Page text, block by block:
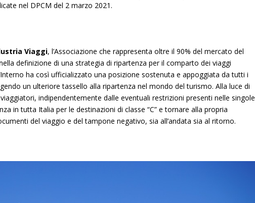
nel DPCM del 2 marzo 2021.
Viaggi, l’Associazione che rappresenta oltre il 90% del mercato del
definizione di una strategia di ripartenza per il comparto dei viaggi
ha così ufficializzato una posizione sostenuta e appoggiata da tutti i
un ulteriore tassello alla ripartenza nel mondo del turismo. Alla luce di
indipendentemente dalle eventuali restrizioni presenti nelle singole
in tutta Italia per le destinazioni di classe “C” e tornare alla propria
del viaggio e del tampone negativo, sia all’andata sia al ritorno.